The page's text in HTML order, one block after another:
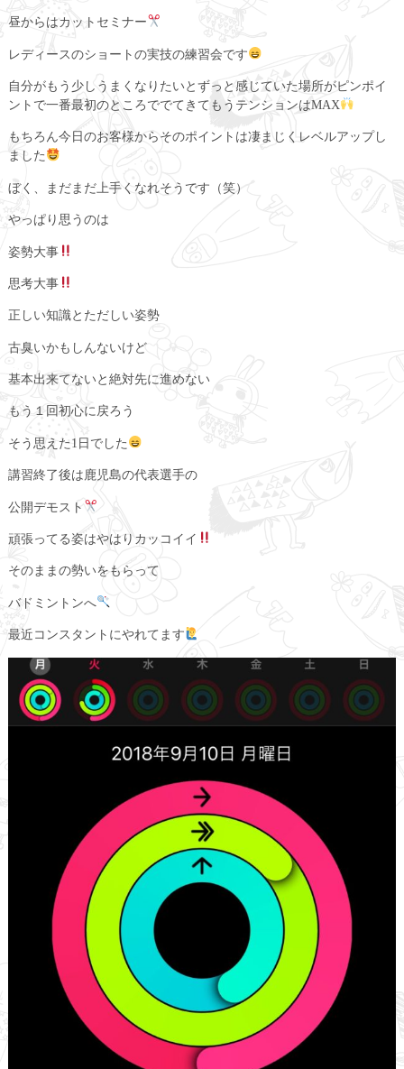
昼からはカットセミナー
レディースのショートの実技の練習会です
自分がもう少しうまくなりたいとずっと感じていた場所がピンポイ
ントで一番最初のところででてきてもうテンションはMAX
もちろん今日のお客様からそのポイントは凄まじくレベルアップし
ました
ぼく、まだまだ上手くなれそうです（笑）
やっぱり思うのは
姿勢大事
思考大事
正しい知識とただしい姿勢
古臭いかもしんないけど
基本出来てないと絶対先に進めない
もう１回初心に戻ろう
そう思えた1日でした
講習終了後は鹿児島の代表選手の
公開デモスト
頑張ってる姿はやはりカッコイイ
そのままの勢いをもらって
バドミントンへ
最近コンスタントにやれてます